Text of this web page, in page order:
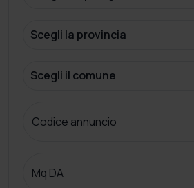
Codice annuncio
Mq DA